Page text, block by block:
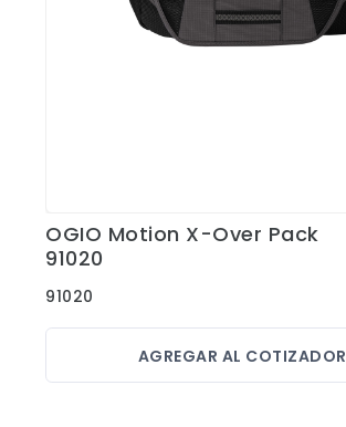
T-shirts
Ver Detalles
OGIO Motion X-Over Pack
91020
91020
AGREGAR AL COTIZADOR